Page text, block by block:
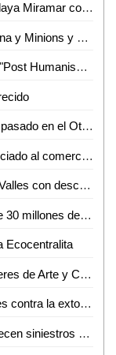
Erasmo González Robledo consolida a Playa Miramar como referente nacional e internacional con el izamiento Blue Flag 2026-2027
Verano cineteca presenta Evil Dead, Moana y Minions y monstruos
Invitan a la inauguración de la exposición "Post Humanism" eros y thanatos, de Ennio Castellano
Presentarán el libro una mirada a nuestro pasado en el Othoniano
Carretera Valles–Tamazunchale ha beneficiado al comercio y turismo de Tamazunchale: CANACO
ExpoBecas 2026 llega por primera vez a Valles con descuentos de hasta 60% para estudiantes
Gobierno del estado ha distribuído más de 30 millones de litros de agua
Ecocentralita
UASLP abre inscripciones a cursos y talleres de Arte y Cultura para el semestre agosto-diciembre 2026
San Luis Potosí coordina trabajo sin límites contra la extorsión
Disminuyen incendios por lluvias, pero crecen siniestros en viviendas de SLP: Bomberos